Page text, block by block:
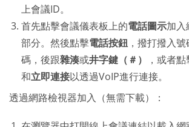
上會議ID。
首先點擊會議儀表板上的電話圖示加入
部分。然後點擊電話按鈕 ，撥打撥入
碼，後跟雜湊或井字鍵（＃） ，或者
和立即連接以透過VoIP進行連接。
透過網路檢視器加入（無需下載）：